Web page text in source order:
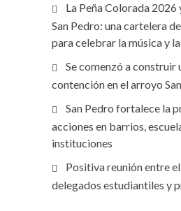
La Peña Colorada 2026
San Pedro: una cartelera
para celebrar la música y
Se comenzó a construir
contención en el arroyo
San Pedro fortalece la
acciones en barrios,
instituciones
Positiva reunión entre
delegados estudiantiles y